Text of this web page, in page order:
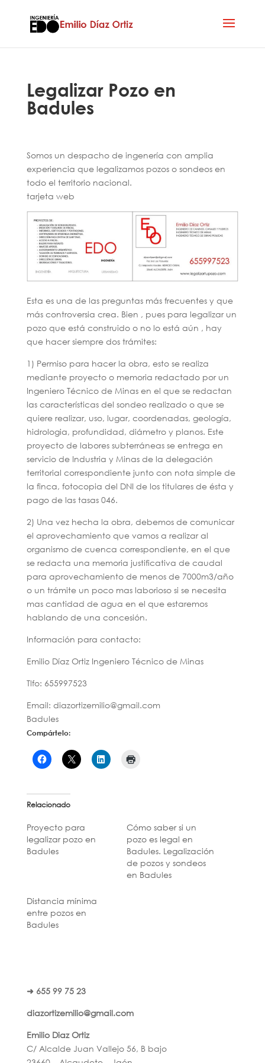
Legalizar Pozo en
Badules
Somos un despacho de ingenería con amplia
experiencia que legalizamos pozos o sondeos en
todo el territorio nacional.
tarjeta web
Esta es una de las preguntas más frecuentes y que
más controversia crea. Bien , pues para legalizar un
pozo que está construido o no lo está aún , hay
que hacer siempre dos trámites:
1) Permiso para hacer la obra, esto se realiza
mediante proyecto o memoria redactado por un
Ingeniero Técnico de Minas en el que se redactan
las características del sondeo realizado o que se
quiere realizar, uso, lugar, coordenadas, geología,
hidrologia, profundidad, diámetro y planos. Este
proyecto de labores subterráneas se entrega en
servicio de Industria y Minas de la delegación
territorial correspondiente junto con nota simple de
la finca, fotocopia del DNI de los titulares de ésta y
pago de las tasas 046.
2) Una vez hecha la obra, debemos de comunicar
el aprovechamiento que vamos a realizar al
organismo de cuenca correspondiente, en el que
se redacta una memoria justificativa de caudal
para aprovechamiento de menos de 7000m3/año
o un trámite un poco mas laborioso si se necesita
mas cantidad de agua en el que estaremos
hablando de una concesión.
Información para contacto:
Emilio Díaz Ortiz Ingeniero Técnico de Minas
Tlfo: 655997523
Email: diazortizemilio@gmail.com
Badules
Compártelo:
Relacionado
Proyecto para
legalizar pozo en
Badules
Cómo saber si un
pozo es legal en
Badules. Legalización
de pozos y sondeos
en Badules
Distancia mínima
entre pozos en
Badules
➜ 655 99 75 23
diazortizemilio@gmail.com
Emilio Diaz Ortiz
C/ Alcalde Juan Vallejo 56, B bajo